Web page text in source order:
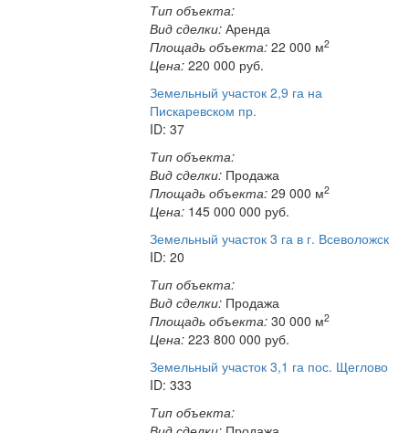
Тип объекта:
Вид сделки: Аренда
Площадь объекта: 22 000 м2
Цена:220 000 руб.
Земельный участок 2,9 га на
Пискаревском пр.
ID: 37
Тип объекта:
Вид сделки: Продажа
Площадь объекта: 29 000 м2
Цена: 145 000 000 руб.
Земельный участок 3 га в г. Всеволожск
ID: 20
Тип объекта:
Вид сделки: Продажа
Площадь объекта: 30 000 м2
Цена:223 800 000 руб.
Земельный участок 3,1 га пос. Щеглово
ID: 333
Тип объекта: